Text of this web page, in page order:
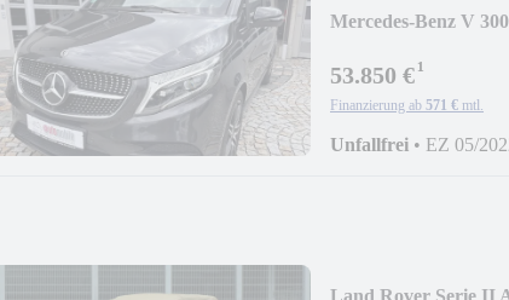
Mercedes-Benz V
53.850 €¹
Finanzierung ab 571 € mtl.
Unfallfrei • EZ 05/
Land Rover Serie II